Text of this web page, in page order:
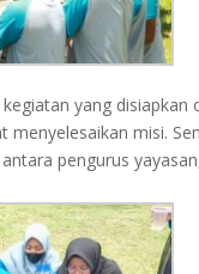
yang
menyelesaikan misi.
pengurus